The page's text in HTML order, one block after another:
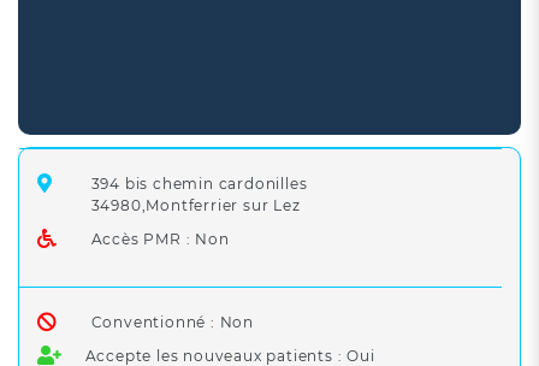
394 bis chemin cardonilles
34980,Montferrier sur Lez
Accès PMR : Non
Conventionné : Non
Accepte les nouveaux patients : Oui